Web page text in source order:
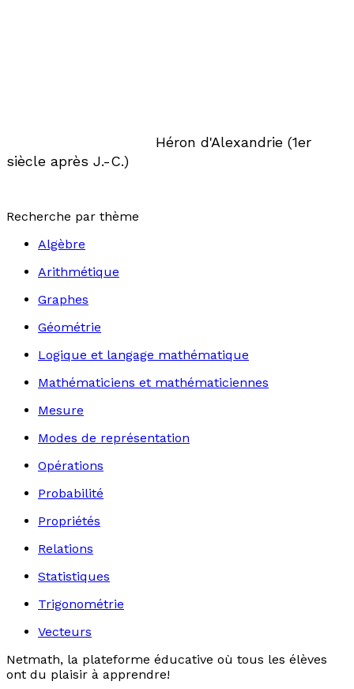
Héron d'Alexandrie (1er
siècle après J.-C.)
Recherche par thème
Algèbre
Arithmétique
Graphes
Géométrie
Logique et langage mathématique
Mathématiciens et mathématiciennes
Mesure
Modes de représentation
Opérations
Probabilité
Propriétés
Relations
Statistiques
Trigonométrie
Vecteurs
Netmath, la plateforme éducative où tous les élèves
ont du plaisir à apprendre!